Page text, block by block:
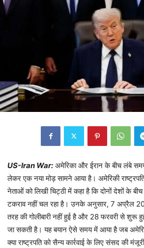
US-Iran War: अमेरिका और ईरान के बीच लंबे
लेकर एक नया मोड़ सामने आया है। अमेरिकी
नेताओं को लिखी चिट्ठी में कहा है कि दोनों देशों के
टकराव नहीं चल रहा है। उनके अनुसार, 7 अप्रैल
तरह की गोलीबारी नहीं हुई है और 28 फरवरी से शुरू
जा सकती है। यह बयान ऐसे समय में आया है जब
क्या राष्ट्रपति को सैन्य कार्रवाई के लिए संसद की